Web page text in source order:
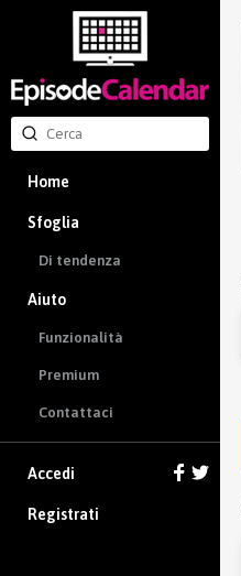
Home
Sfoglia
Di tendenza
Aiuto
Funzionalità
Premium
Contattaci
Accedi
Registrati